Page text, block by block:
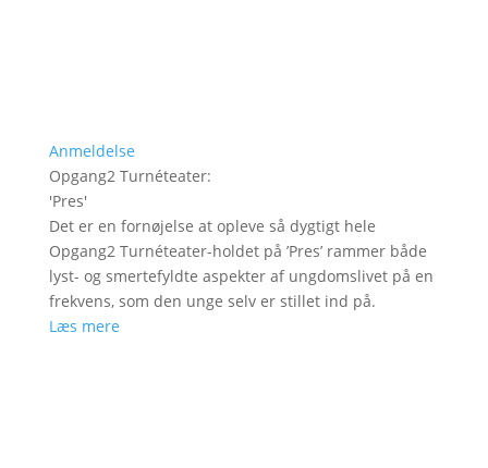
Anmeldelse
Opgang2 Turnéteater:
'Pres'
Det er en fornøjelse at opleve så dygtigt hele
Opgang2 Turnéteater-holdet på ’Pres’ rammer både
lyst- og smertefyldte aspekter af ungdomslivet på en
frekvens, som den unge selv er stillet ind på.
Læs mere